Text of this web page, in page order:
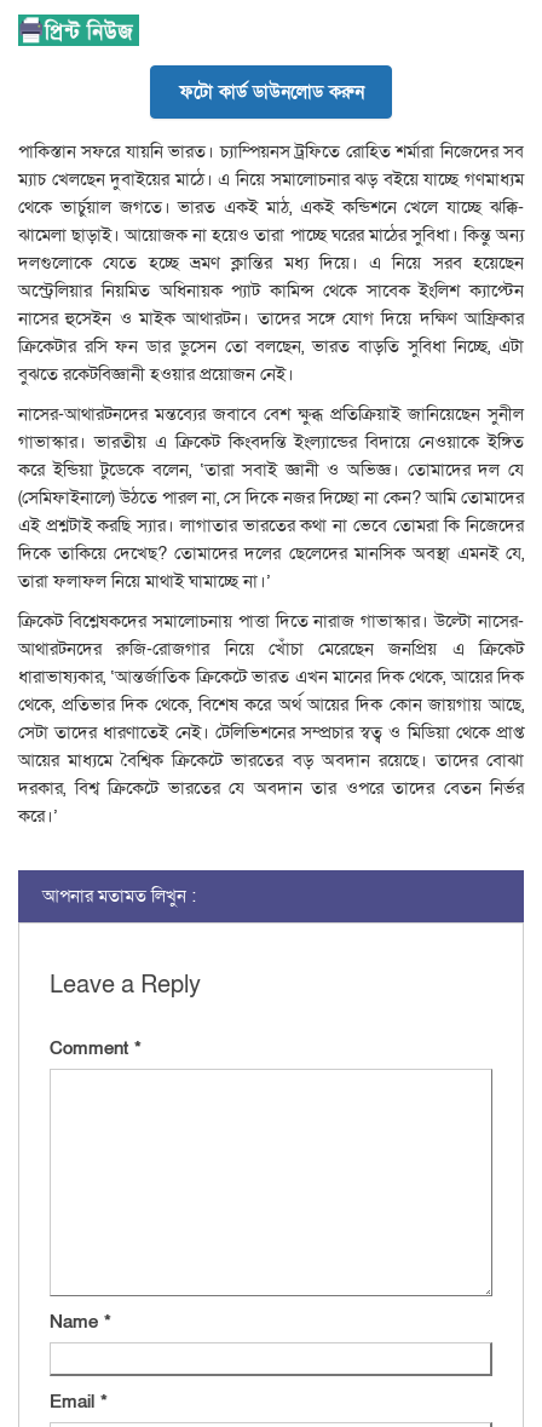
ফটো কার্ড ডাউনলোড করুন
পাকিস্তান সফরে যায়নি ভারত। চ্যাম্পিয়নস ট্রফিতে রোহিত শর্মারা নিজেদের সব
ম্যাচ খেলছেন দুবাইয়ের মাঠে। এ নিয়ে সমালোচনার ঝড় বইয়ে যাচ্ছে গণমাধ্যম
থেকে ভার্চুয়াল জগতে। ভারত একই মাঠ, একই কন্ডিশনে খেলে যাচ্ছে ঝক্কি-
ঝামেলা ছাড়াই। আয়োজক না হয়েও তারা পাচ্ছে ঘরের মাঠের সুবিধা। কিন্তু অন্য
দলগুলোকে যেতে হচ্ছে ভ্রমণ ক্লান্তির মধ্য দিয়ে। এ নিয়ে সরব হয়েছেন
অস্ট্রেলিয়ার নিয়মিত অধিনায়ক প্যাট কামিন্স থেকে সাবেক ইংলিশ ক্যাপ্টেন
নাসের হুসেইন ও মাইক আথারটন। তাদের সঙ্গে যোগ দিয়ে দক্ষিণ আফ্রিকার
ক্রিকেটার রসি ফন ডার ডুসেন তো বলছেন, ভারত বাড়তি সুবিধা নিচ্ছে, এটা
বুঝতে রকেটবিজ্ঞানী হওয়ার প্রয়োজন নেই।
নাসের-আথারটনদের মন্তব্যের জবাবে বেশ ক্ষুব্ধ প্রতিক্রিয়াই জানিয়েছেন সুনীল
গাভাস্কার। ভারতীয় এ ক্রিকেট কিংবদন্তি ইংল্যান্ডের বিদায়ে নেওয়াকে ইঙ্গিত
করে ইন্ডিয়া টুডেকে বলেন, ‘তারা সবাই জ্ঞানী ও অভিজ্ঞ। তোমাদের দল যে
(সেমিফাইনালে) উঠতে পারল না, সে দিকে নজর দিচ্ছো না কেন? আমি তোমাদের
এই প্রশ্নটাই করছি স্যার। লাগাতার ভারতের কথা না ভেবে তোমরা কি নিজেদের
দিকে তাকিয়ে দেখেছ? তোমাদের দলের ছেলেদের মানসিক অবস্থা এমনই যে,
তারা ফলাফল নিয়ে মাথাই ঘামাচ্ছে না।’
ক্রিকেট বিশ্লেষকদের সমালোচনায় পাত্তা দিতে নারাজ গাভাস্কার। উল্টো নাসের-
আথারটনদের রুজি-রোজগার নিয়ে খোঁচা মেরেছেন জনপ্রিয় এ ক্রিকেট
ধারাভাষ্যকার, ‘আন্তর্জাতিক ক্রিকেটে ভারত এখন মানের দিক থেকে, আয়ের দিক
থেকে, প্রতিভার দিক থেকে, বিশেষ করে অর্থ আয়ের দিক কোন জায়গায় আছে,
সেটা তাদের ধারণাতেই নেই। টেলিভিশনের সম্প্রচার স্বত্ব ও মিডিয়া থেকে প্রাপ্ত
আয়ের মাধ্যমে বৈশ্বিক ক্রিকেটে ভারতের বড় অবদান রয়েছে। তাদের বোঝা
দরকার, বিশ্ব ক্রিকেটে ভারতের যে অবদান তার ওপরে তাদের বেতন নির্ভর
করে।’
আপনার মতামত লিখুন :
Leave a Reply
Comment *
Name *
Email *